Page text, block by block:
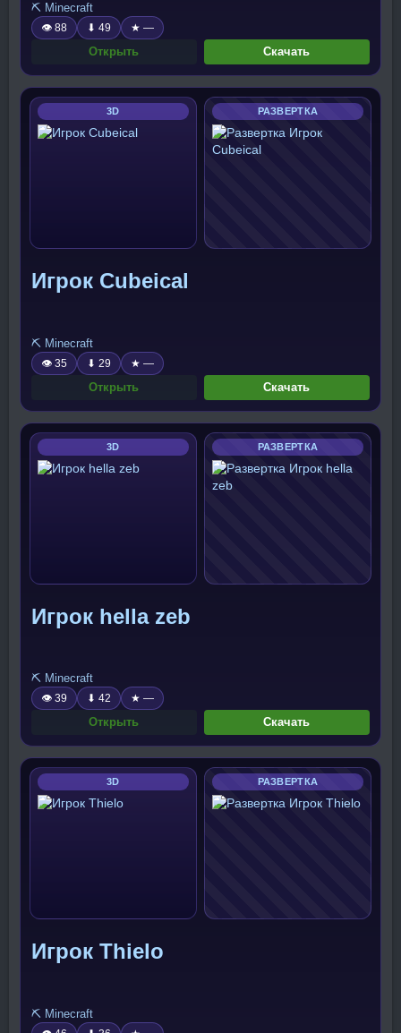
⛏️ Minecraft
👁 88 ⬇ 49 ★ —
Открыть Скачать
3D РАЗВЕРТКА
Игрок Cubeical
⛏️ Minecraft
👁 35 ⬇ 29 ★ —
Открыть Скачать
3D РАЗВЕРТКА
Игрок hella zeb
⛏️ Minecraft
👁 39 ⬇ 42 ★ —
Открыть Скачать
3D РАЗВЕРТКА
Игрок Thielo
⛏️ Minecraft